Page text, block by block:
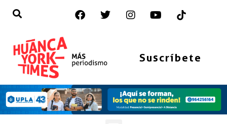
Suscríbete